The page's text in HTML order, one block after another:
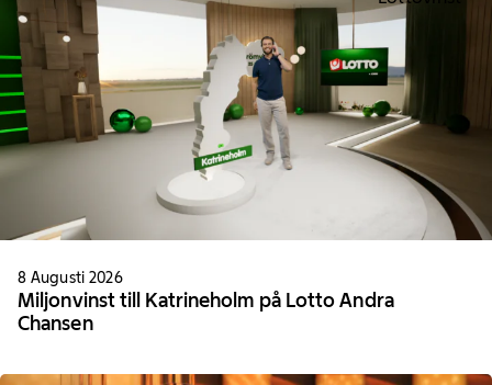
8 Augusti 2026
Miljonvinst till Katrineholm på Lotto Andra
Chansen